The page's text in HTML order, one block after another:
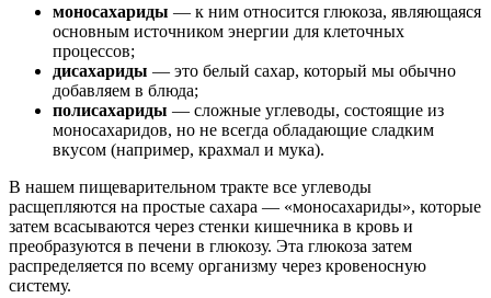
моносахариды — к ним относится глюкоза, являющаяся
основным источником энергии для клеточных
процессов;
дисахариды — это белый сахар, который мы обычно
добавляем в блюда;
полисахариды — сложные углеводы, состоящие из
моносахаридов, но не всегда обладающие сладким
вкусом (например, крахмал и мука).
В нашем пищеварительном тракте все углеводы
расщепляются на простые сахара — «моносахариды», которые
затем всасываются через стенки кишечника в кровь и
преобразуются в печени в глюкозу. Эта глюкоза затем
распределяется по всему организму через кровеносную
систему.